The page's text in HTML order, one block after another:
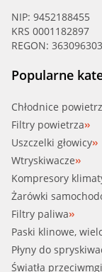
NIP: 9452188455
KRS 0001182897
REGON:
Popularne
Chłodnice
Filtry powietrza
Uszczelki głowicy
Wtryskiwacze
Kompresory
Żarówki
Filtry paliwa
Paski klinowe,
Płyny do
Światła